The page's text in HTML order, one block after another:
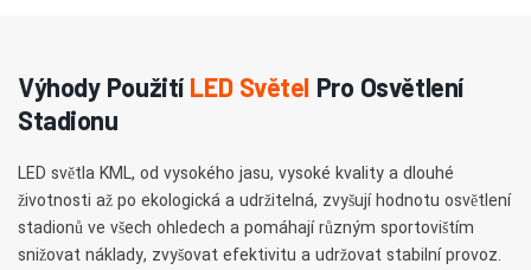
Výhody Použití LED Světel Pro Osvětlení
Stadionu
LED světla KML, od vysokého jasu, vysoké kvality a dlouhé
životnosti až po ekologická a udržitelná, zvyšují hodnotu osvětlení
stadionů ve všech ohledech a pomáhají různým sportovištím
snižovat náklady, zvyšovat efektivitu a udržovat stabilní provoz.